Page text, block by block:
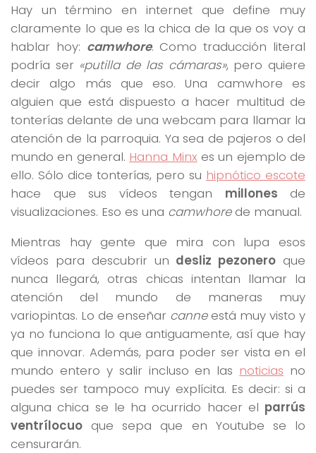
Hay un término en internet que define muy
claramente lo que es la chica de la que os voy a
hablar hoy: camwhore. Como traducción literal
podría ser «putilla de las cámaras», pero quiere
decir algo más que eso. Una camwhore es
alguien que está dispuesto a hacer multitud de
tonterías delante de una webcam para llamar la
atención de la parroquia. Ya sea de pajeros o del
mundo en general. Hanna Minx es un ejemplo de
ello. Sólo dice tonterías, pero su hipnótico escote
hace que sus vídeos tengan millones de
visualizaciones. Eso es una camwhorede manual.
Mientras hay gente que mira con lupa esos
vídeos para descubrir un desliz pezonero que
nunca llegará, otras chicas intentan llamar la
atención del mundo de maneras muy
variopintas. Lo de enseñar canneestá muy visto y
ya no funciona lo que antiguamente, así que hay
que innovar. Además, para poder ser vista en el
mundo entero y salir incluso en las noticias no
puedes ser tampoco muy explícita. Es decir: si a
alguna chica se le ha ocurrido hacer el parrús
ventrílocuo que sepa que en Youtube se lo
censurarán.